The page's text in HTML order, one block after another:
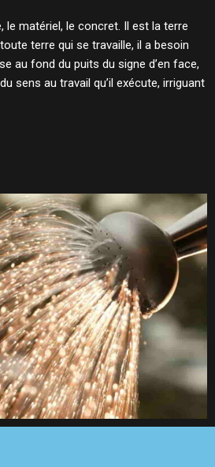
le matériel, le concret. Il est la terre
terre qui se travaille, il a besoin
au fond du puits du signe d’en face,
sens au travail qu’il exécute, irriguant